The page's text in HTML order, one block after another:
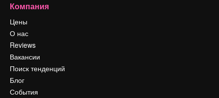
Компания
Цены
О нас
Reviews
Вакансии
Поиск тенденций
Блог
События